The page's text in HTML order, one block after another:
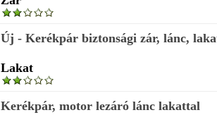
Új - Kerékpár biztonsági zár, lánc,
Lakat
Kerékpár, motor lezáró lánc lakattal